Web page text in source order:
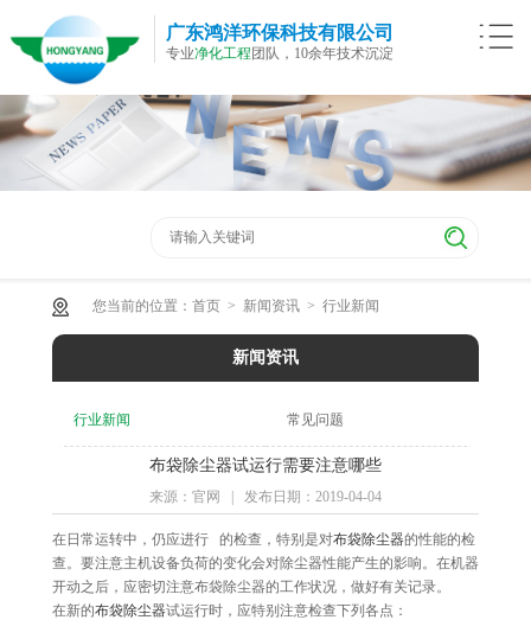
广东鸿洋环保科技有限公司
专业净化工程 团队，10余年技术沉淀
您当前的位置： 首页 > 新闻资讯 > 行业新闻
新闻资讯
行业新闻 常见问题
布袋除尘器试运行需要注意哪些
来源：官网 | 发布日期：2019-04-04
在日常运转中，仍应进行 的检查，特别是对布袋除尘器的性能的检
查。要注意主机设备负荷的变化会对除尘器性能产生的影响。在机器
开动之后，应密切注意布袋除尘器的工作状况，做好有关记录。
在新的布袋除尘器试运行时，应特别注意检查下列各点：